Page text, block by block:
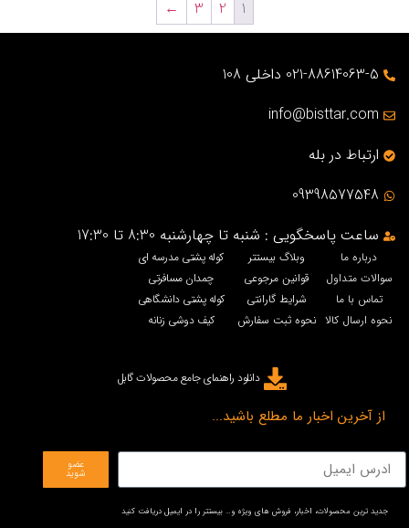
1
2
3
←
021-88614063-5 داخلی 108
info@bisttar.com
ارتباط در بله
09398577548
ساعت پاسخگویی : شنبه تا چهارشنبه 8:30 تا 17:30
درباره ما
سوالات متداول
تماس با ما
نحوه ارسال کالا
وبلاگ بیستتر
قوانین مرجوعی
شرایط گارانتی
نحوه ثبت سفارش
کوله پشتی مدرسه ای
چمدان مسافرتی
کوله پشتی دانشگاهی
کیف دوشی زنانه
دانلود راهنمای جامع محصولات گابل
از آخرین اخبار ما مطلع باشید...
عضو
شوید
جدید ترین محصولات، اخبار، فروش های ویژه و… بیستتر را در ایمیل دریافت کنید